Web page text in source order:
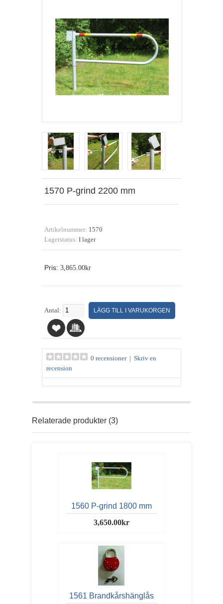
1570 P-grind 2200 mm
Artikelnummer: 1570
Lagerstatus: I lager
Pris: 3,865.00kr
Antal:
0 recensioner| Skriv en
recension
Relaterade produkter (3)
1560 P-grind 1800 mm
3,650.00kr
1561 Brandkårshänglås